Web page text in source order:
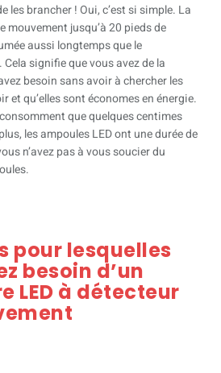
les brancher ! Oui, c’est si simple. La
mouvement jusqu’à 20 pieds de
aussi longtemps que le
signifie que vous avez de la
besoin sans avoir à chercher les
et qu’elles sont économes en énergie.
que quelques centimes
les ampoules LED ont une durée de
n’avez pas à vous soucier du
pour lesquelles
besoin d’un
LED à détecteur